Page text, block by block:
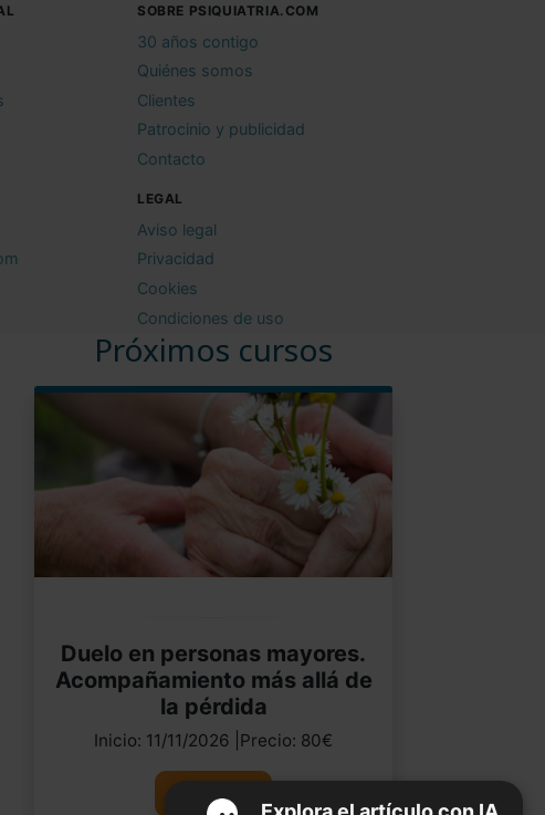
Próximos cursos
Duelo en personas mayores.
Acompañamiento más allá de
la pérdida
Inicio: 11/11/2026 |Precio: 80€
Ver curso
SOBRE PSIQUIATRIA.COM
30 años contigo
Quiénes somos
Clientes
Patrocinio y publicidad
Contacto
LEGAL
Aviso legal
Privacidad
Cookies
Condiciones de uso